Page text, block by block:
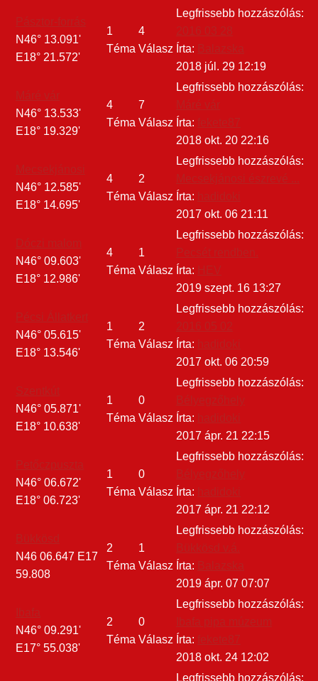
N46° 13.091'
E18° 21.572'
1
Téma
4
Válasz
Legfrissebb hozzászólás:
Írta:
2018 júl. 29 12:19
N46° 13.533'
E18° 19.329'
4
Téma
7
Válasz
Legfrissebb hozzászólás:
Írta:
2018 okt. 20 22:16
N46° 12.585'
E18° 14.695'
4
Téma
2
Válasz
Legfrissebb hozzászólás:
Írta:
2017 okt. 06 21:11
N46° 09.603'
E18° 12.986'
4
Téma
1
Válasz
Legfrissebb hozzászólás:
Írta:
2019 szept. 16 13:27
N46° 05.615'
E18° 13.546'
1
Téma
2
Válasz
Legfrissebb hozzászólás:
Írta:
2017 okt. 06 20:59
N46° 05.871'
E18° 10.638'
1
Téma
0
Válasz
Legfrissebb hozzászólás:
Írta:
2017 ápr. 21 22:15
N46° 06.672'
E18° 06.723'
1
Téma
0
Válasz
Legfrissebb hozzászólás:
Írta:
2017 ápr. 21 22:12
N46 06.647 E17
59.808
2
Téma
1
Válasz
Legfrissebb hozzászólás:
Írta:
2019 ápr. 07 07:07
N46° 09.291'
E17° 55.038'
2
Téma
0
Válasz
Legfrissebb hozzászólás:
Írta:
2018 okt. 24 12:02
Legfrissebb hozzászólás: